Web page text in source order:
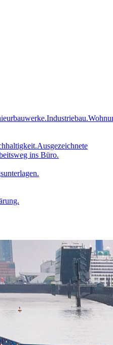
Industriebau.
Ausgezeichnete
ins Büro.